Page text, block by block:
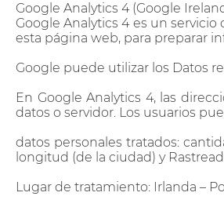
Google Analytics 4 (Google
Google Analytics 4 es un
esta página web, para preparar
Google puede utilizar los Datos
En Google Analytics 4, las
datos o servidor. Los usuarios
datos personales tratados:
longitud (de la ciudad) y
Lugar de tratamiento: Irlanda –